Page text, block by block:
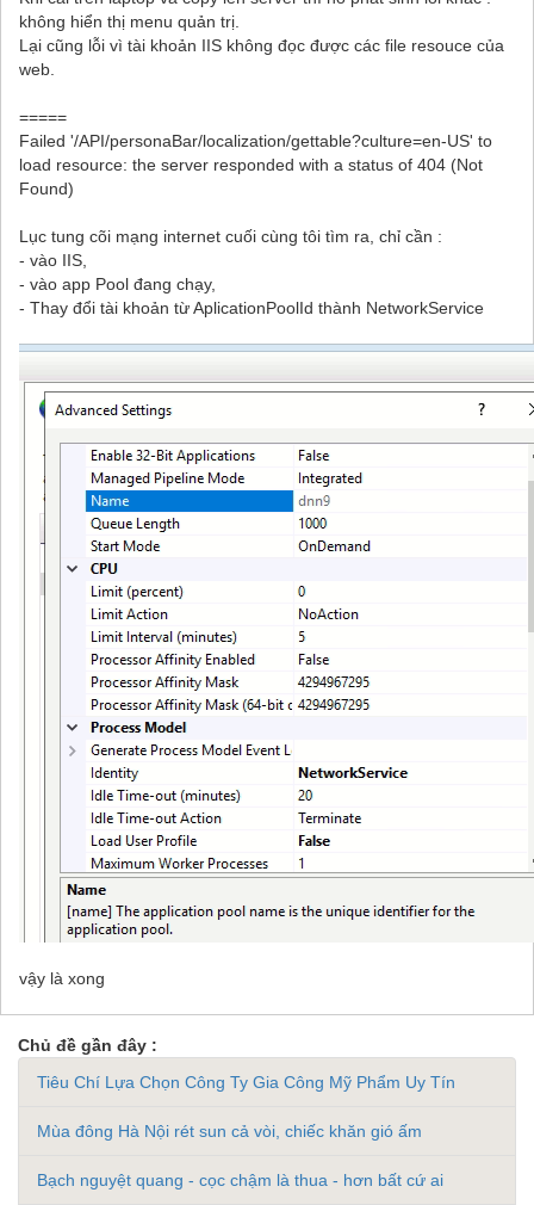
không hiển thị menu quản trị.
Lại cũng lỗi vì tài khoản IIS không đọc được các file resouce của
web.
=====
Failed '/API/personaBar/localization/gettable?culture=en-US' to
load resource: the server responded with a status of 404 (Not
Found)
Lục tung cõi mạng internet cuối cùng tôi tìm ra, chỉ cần :
- vào IIS,
- vào app Pool đang chạy,
- Thay đổi tài khoản từ AplicationPoolId thành NetworkService
vậy là xong
Chủ đề gần đây :
Tiêu Chí Lựa Chọn Công Ty Gia Công Mỹ Phẩm Uy Tín
Mùa đông Hà Nội rét sun cả vòi, chiếc khăn gió ấm
Bạch nguyệt quang - cọc chậm là thua - hơn bất cứ ai